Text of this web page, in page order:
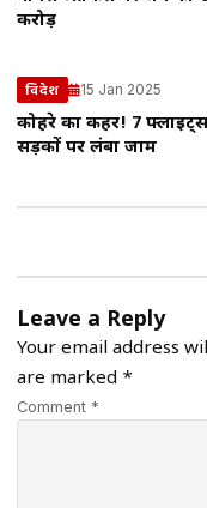
करोड़
विदेश 15 Jan 2025
कोहरे का कहर! 7
सड़कों पर लंबा जाम
Leave a Reply
Your email address
are marked *
Comment *